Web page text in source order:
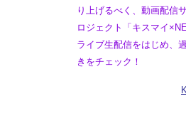
り上げるべく、動画配信
ロジェクト「キスマイ
ライブ生配信をはじめ、
きをチェック！